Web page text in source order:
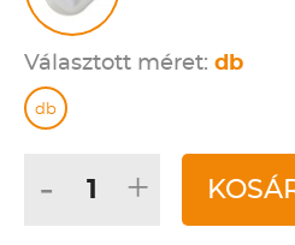
Választott méret: db
db
- +